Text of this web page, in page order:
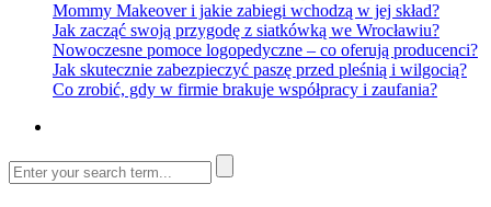
Mommy Makeover i jakie zabiegi wchodzą w jej skład?
Jak zacząć swoją przygodę z siatkówką we Wrocławiu?
Nowoczesne pomoce logopedyczne – co oferują producenci?
Jak skutecznie zabezpieczyć paszę przed pleśnią i wilgocią?
Co zrobić, gdy w firmie brakuje współpracy i zaufania?